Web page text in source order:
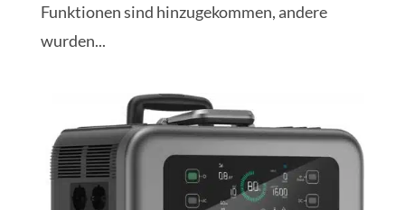
Funktionen sind hinzugekommen, andere
wurden...